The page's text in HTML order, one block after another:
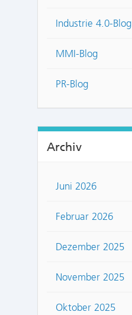
Industrie 4.0-Blog
MMI-Blog
PR-Blog
Archiv
Juni 2026
Februar 2026
Dezember 2025
November 2025
Oktober 2025